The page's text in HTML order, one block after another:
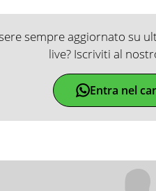
sempre aggiornato su
live? Iscriviti al
Entra nel